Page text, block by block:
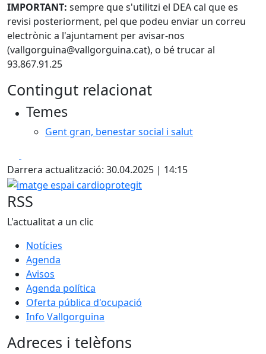
IMPORTANT: sempre que s'utilitzi el DEA cal que es
revisi posteriorment, pel que podeu enviar un correu
electrònic a l'ajuntament per avisar-nos
(vallgorguina@vallgorguina.cat), o bé trucar al
93.867.91.25
Contingut relacionat
Temes
Gent gran, benestar social i salut
Darrera actualització: 30.04.2025 | 14:15
imatge espai cardioprotegit
RSS
L'actualitat a un clic
Notícies
Agenda
Avisos
Agenda política
Oferta pública d'ocupació
Info Vallgorguina
Adreces i telèfons